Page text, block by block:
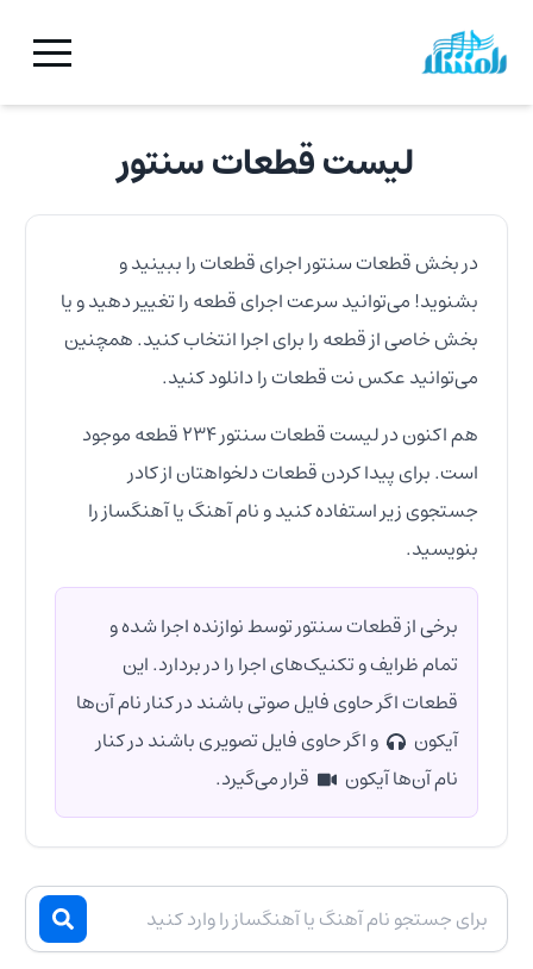
لیست قطعاتسنتور
در بخش قطعاتسنتوراجرای قطعات را ببینید و
بشنوید! می‌توانید سرعت اجرای قطعه را تغییر دهید و یا
بخش خاصی از قطعه را برای اجرا انتخاب کنید. همچنین
می‌توانید عکس نت قطعات را دانلود کنید.
هم اکنون در لیست قطعاتسنتور۲۳۴قطعه موجود
است. برای پیدا کردن قطعات دلخواهتان از کادر
جستجوی زیر استفاده کنید و نام آهنگ یا آهنگساز را
بنویسید.
برخی از قطعات سنتور توسط نوازنده اجرا شده و
تمام ظرایف و تکنیک‌های اجرا را در بردارد. این
قطعات اگر حاوی فایل صوتی باشند در کنار نام آن‌ها
آیکون
و اگر حاوی فایل تصویری باشند در کنار
نام آن‌ها آیکون
قرار می‌گیرد.